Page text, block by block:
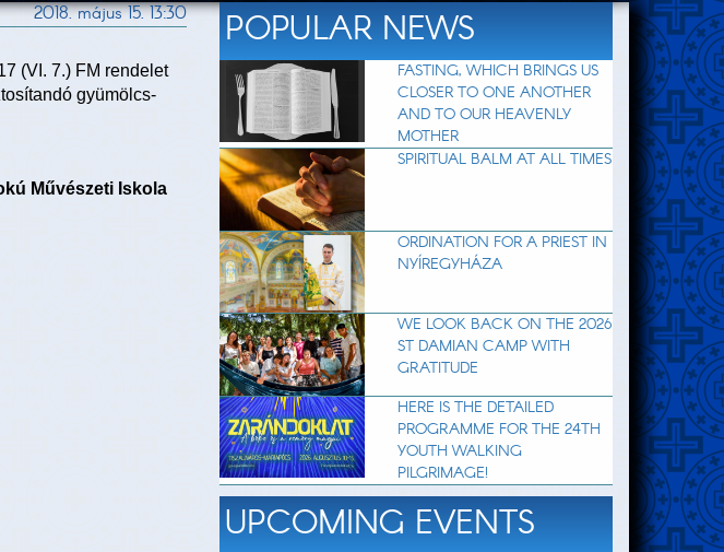
2018. május 15. 13:30
(VI. 7.) FM rendelet
gyümölcs-
Művészeti Iskola
POPULAR NEWS
FASTING, WHICH BRINGS US
CLOSER TO ONE ANOTHER
AND TO OUR HEAVENLY
MOTHER
SPIRITUAL BALM AT ALL TIMES
ORDINATION FOR A PRIEST IN
NYÍREGYHÁZA
WE LOOK BACK ON THE 2026
ST DAMIAN CAMP WITH
GRATITUDE
HERE IS THE DETAILED
PROGRAMME FOR THE 24TH
YOUTH WALKING
PILGRIMAGE!
UPCOMING EVENTS